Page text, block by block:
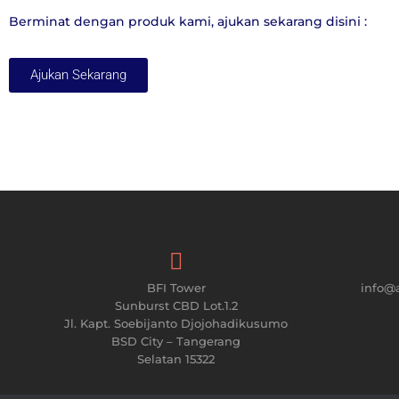
Berminat dengan produk kami, ajukan sekarang disini :
Ajukan Sekarang
BFI Tower
Sunburst CBD Lot.1.2
Jl. Kapt. Soebijanto Djojohadikusumo
BSD City – Tangerang
Selatan 15322